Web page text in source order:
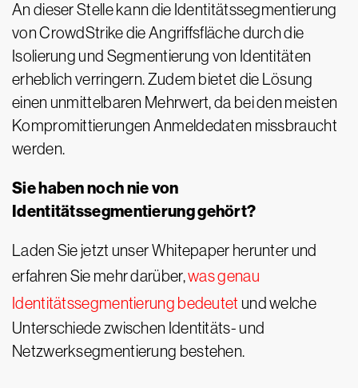
An dieser Stelle kann die Identitätssegmentierung
von CrowdStrike die Angriffsfläche durch die
Isolierung und Segmentierung von Identitäten
erheblich verringern. Zudem bietet die Lösung
einen unmittelbaren Mehrwert, da bei den meisten
Kompromittierungen Anmeldedaten missbraucht
werden.
Sie haben noch nie von
Identitätssegmentierung gehört?
Laden Sie jetzt unser Whitepaper herunter und
erfahren Sie mehr darüber,was genau
Identitätssegmentierung bedeutet und welche
Unterschiede zwischen Identitäts- und
Netzwerksegmentierung bestehen.